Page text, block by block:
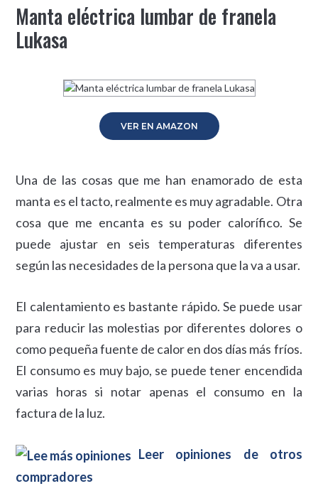
Manta eléctrica lumbar de franela
Lukasa
VER EN AMAZON
Una de las cosas que me han enamorado de esta
manta es el tacto, realmente es muy agradable. Otra
cosa que me encanta es su poder calorífico. Se
puede ajustar en seis temperaturas diferentes
según las necesidades de la persona que la va a usar.
El calentamiento es bastante rápido. Se puede usar
para reducir las molestias por diferentes dolores o
como pequeña fuente de calor en dos días más fríos.
El consumo es muy bajo, se puede tener encendida
varias horas si notar apenas el consumo en la
factura de la luz.
Leer opiniones de otros
compradores